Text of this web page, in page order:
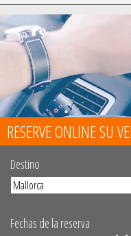
RESERVE ONLINE SU
Destino
Fechas de la reserva